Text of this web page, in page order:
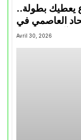
يعطيك بطولة..
العاصمي في
آخر السنوات
Avril 30, 2026